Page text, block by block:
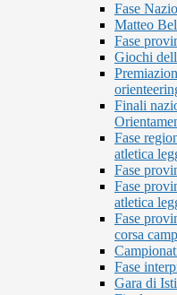
Fase
Matteo
Fase
Giochi
Finali
Fase
atletica
Fase
Fase
atletica
Fase
corsa
Fase
Gara di